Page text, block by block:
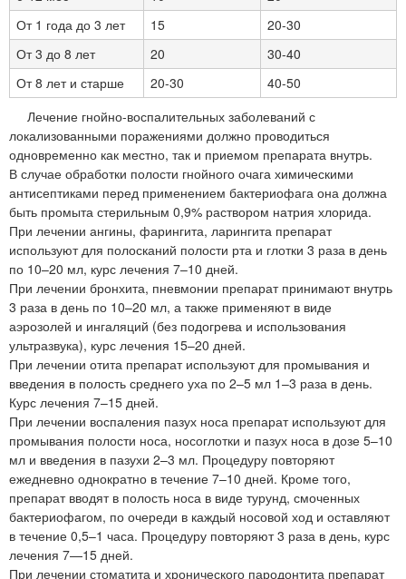
От 1 года до 3 лет
15
20-30
От 3 до 8 лет
20
30-40
От 8 лет и старше
20-30
40-50
Лечение гнойно-воспалительных заболеваний с
локализованными поражениями должно проводиться
одновременно как местно, так и приемом препарата внутрь.
В случае обработки полости гнойного очага химическими
антисептиками перед применением бактериофага она должна
быть промыта стерильным 0,9% раствором натрия хлорида.
При лечении ангины, фарингита, ларингита препарат
используют для полосканий полости рта и глотки 3 раза в день
по 10–20 мл, курс лечения 7–10 дней.
При лечении бронхита, пневмонии препарат принимают внутрь
3 раза в день по 10–20 мл, а также применяют в виде
аэрозолей и ингаляций (без подогрева и использования
ультразвука), курс лечения 15–20 дней.
При лечении отита препарат используют для промывания и
введения в полость среднего уха по 2–5 мл 1–3 раза в день.
Курс лечения 7–15 дней.
При лечении воспаления пазух носа препарат используют для
промывания полости носа, носоглотки и пазух носа в дозе 5–10
мл и введения в пазухи 2–3 мл. Процедуру повторяют
ежедневно однократно в течение 7–10 дней. Кроме того,
препарат вводят в полость носа в виде турунд, смоченных
бактериофагом, по очереди в каждый носовой ход и оставляют
в течение 0,5–1 часа. Процедуру повторяют 3 раза в день, курс
лечения 7—15 дней.
При лечении стоматита и хронического пародонтита препарат